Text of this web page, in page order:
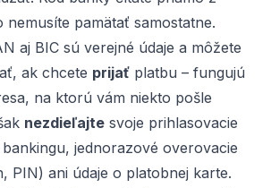
nemusíte pamätať samostatne.
aj BIC sú verejné údaje a môžete
ak chcete prijať platbu – fungujú
na ktorú vám niekto pošle
nezdieľajte svoje prihlasovacie
jednorazové overovacie
PIN) ani údaje o platobnej karte.